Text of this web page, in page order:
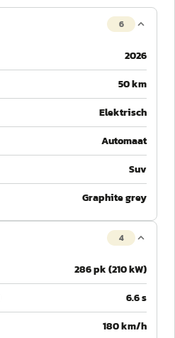
6
2026
50 km
Elektrisch
Automaat
Suv
Graphite grey
4
286 pk (210 kW)
6.6 s
180 km/h